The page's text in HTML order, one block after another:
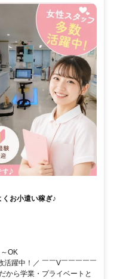
お小遣い稼ぎ♪
OK
活躍中！／ ￣￣V￣￣￣￣￣
から学業・プライベートと